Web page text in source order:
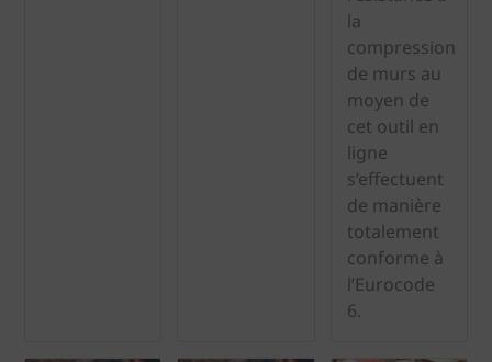
la
compression
de murs au
moyen de
cet outil en
ligne
s’effectuent
de manière
totalement
conforme à
l’Eurocode
6.